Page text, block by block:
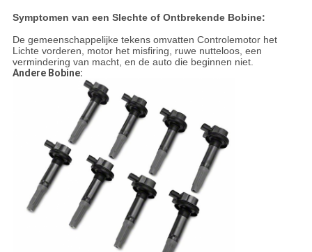
Symptomen van een Slechte of Ontbrekende Bobine:
De gemeenschappelijke tekens omvatten Controlemotor het
Lichte vorderen, motor het misfiring, ruwe nutteloos, een
vermindering van macht, en de auto die beginnen niet.
Andere Bobine: